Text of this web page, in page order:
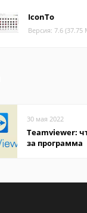
IconTo
Версия: 7.6 (37.75
30 мая 2022
Teamviewer:
за программа